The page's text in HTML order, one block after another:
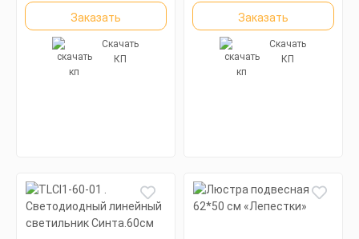
Заказать
Скачать
КП
Заказать
Скачать
КП